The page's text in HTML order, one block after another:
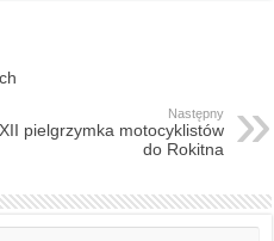
Następny
XII pielgrzymka motocyklistów
do Rokitna